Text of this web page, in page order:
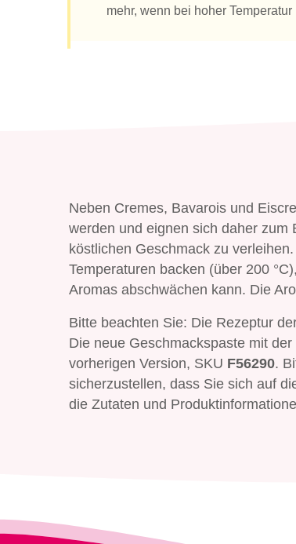
mehr, wenn bei hoher
Neben Cremes, Bavarois und
werden und eignen sich daher zum
köstlichen Geschmack zu
Temperaturen backen (über 200
Aromas abschwächen kann. Die
Bitte beachten Sie: Die Rezeptur
Die neue Geschmackspaste mit der
vorherigen Version, SKU F56290.
sicherzustellen, dass Sie sich auf
die Zutaten und